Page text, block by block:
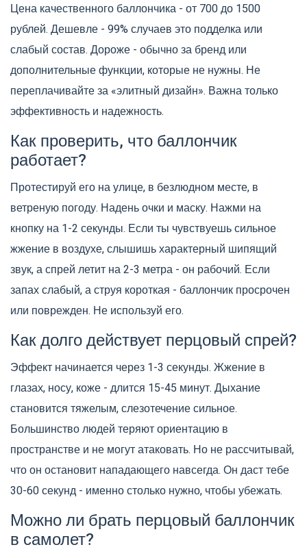
Цена качественного баллончика - от 700 до 1500
рублей. Дешевле - 99% случаев это подделка или
слабый состав. Дороже - обычно за бренд или
дополнительные функции, которые не нужны. Не
переплачивайте за «элитный дизайн». Важна только
эффективность и надежность.
Как проверить, что баллончик
работает?
Протестируй его на улице, в безлюдном месте, в
ветреную погоду. Надень очки и маску. Нажми на
кнопку на 1-2 секунды. Если ты чувствуешь сильное
жжение в воздухе, слышишь характерный шипящий
звук, а спрей летит на 2-3 метра - он рабочий. Если
запах слабый, а струя короткая - баллончик просрочен
или поврежден. Не используй его.
Как долго действует перцовый спрей?
Эффект начинается через 1-3 секунды. Жжение в
глазах, носу, коже - длится 15-45 минут. Дыхание
становится тяжелым, слезотечение сильное.
Большинство людей теряют ориентацию в
пространстве и не могут атаковать. Но не рассчитывай,
что он остановит нападающего навсегда. Он даст тебе
30-60 секунд - именно столько нужно, чтобы убежать.
Можно ли брать перцовый баллончик
в самолет?